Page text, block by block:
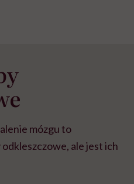
mózgu to
ale jest ich